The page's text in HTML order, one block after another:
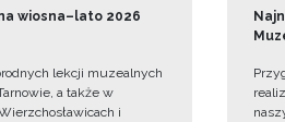
wiosna–lato 2026
lekcji muzealnych
a także w
i